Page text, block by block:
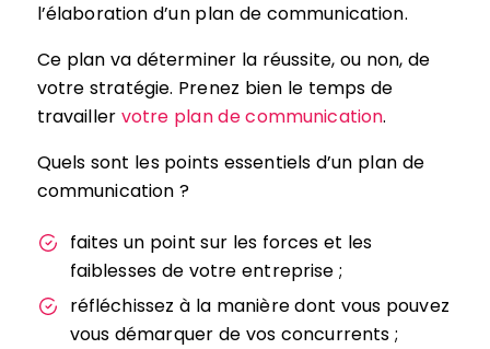
l’élaboration d’un plan de communication.
Ce plan va déterminer la réussite, ou non, de
votre stratégie. Prenez bien le temps de
travailler votre plan de communication.
Quels sont les points essentiels d’un plan de
communication ?
faites un point sur les forces et les
faiblesses de votre entreprise ;
réfléchissez à la manière dont vous pouvez
vous démarquer de vos concurrents ;